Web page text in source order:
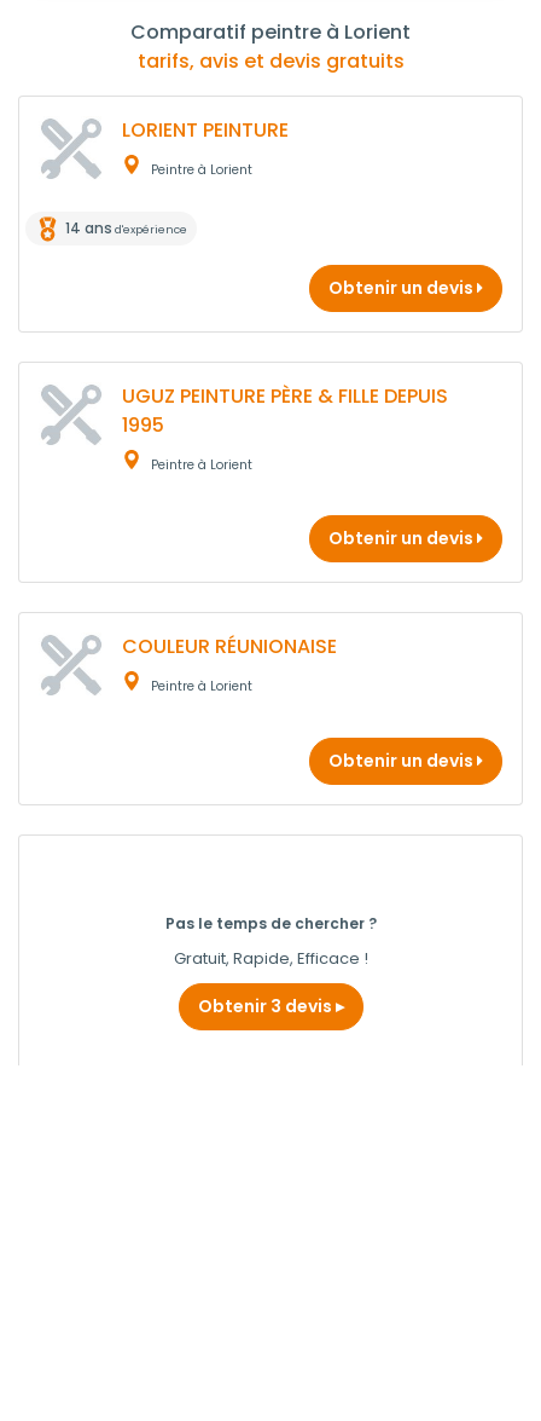
Comparatif peintre à Lorient
tarifs, avis et devis gratuits
LORIENT PEINTURE
Peintre à Lorient
14 ans d'expérience
Obtenir un devis
UGUZ PEINTURE PÈRE & FILLE DEPUIS
1995
Peintre à Lorient
Obtenir un devis
COULEUR RÉUNIONAISE
Peintre à Lorient
Obtenir un devis
Pas le temps de chercher ?
Gratuit, Rapide, Efficace !
Obtenir 3 devis